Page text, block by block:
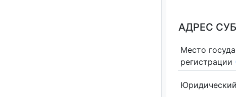
АДРЕС
Место
регистрации